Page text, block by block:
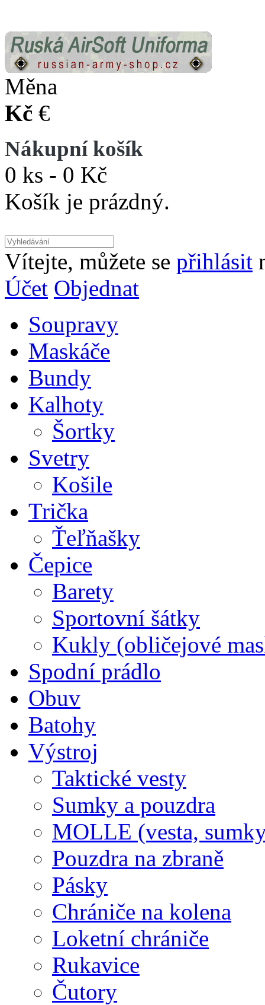
Měna
Kč €
Nákupní košík
0 ks - 0 Kč
Košík je prázdný.
Vítejte, můžete se přihlásit
Účet Objednat
Soupravy
Maskáče
Bundy
Kalhoty
Šortky
Svetry
Košile
Trička
Ťeľňašky
Čepice
Barety
Sportovní šátky
Kukly (obličejové
Spodní prádlo
Obuv
Batohy
Výstroj
Taktické vesty
Sumky a pouzdra
MOLLE (vesta,
Pouzdra na zbraně
Pásky
Chrániče na kolena
Loketní chrániče
Rukavice
Čutory